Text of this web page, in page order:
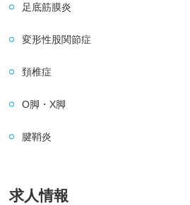
足底筋膜炎
変形性股関節症
頚椎症
O脚・X脚
腱鞘炎
求人情報